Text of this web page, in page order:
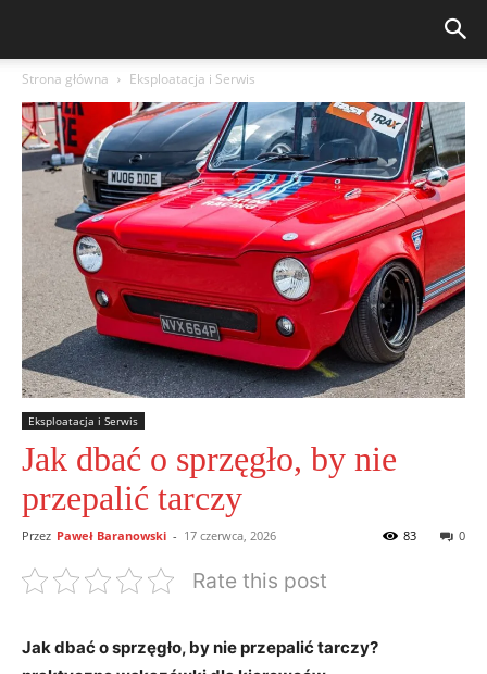
Strona główna Eksploatacja i Serwis
Eksploatacja i Serwis
Jak dbać o sprzęgło, by nie
przepalić tarczy
Przez Paweł Baranowski - 17 czerwca, 2026 0
83
Rate this post
Jak dbać o sprzęgło, ⁣by nie przepalić tarczy?